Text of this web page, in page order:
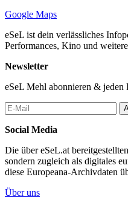
Google Maps
eSeL ist dein verlässliches
Performances, Kino und
Newsletter
eSeL Mehl abonnieren &
Social Media
Die über eSeL.at
sondern zugleich als digitales
diese Europeana-Archivdaten
Über uns